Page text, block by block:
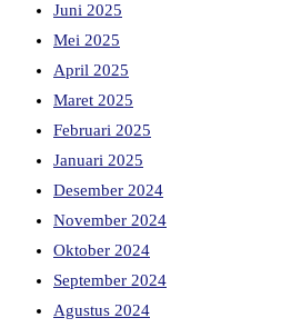
Juni 2025
Mei 2025
April 2025
Maret 2025
Februari 2025
Januari 2025
Desember 2024
November 2024
Oktober 2024
September 2024
Agustus 2024